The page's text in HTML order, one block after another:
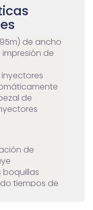
compatible con el
de ancho
de
de
de
tiempos de